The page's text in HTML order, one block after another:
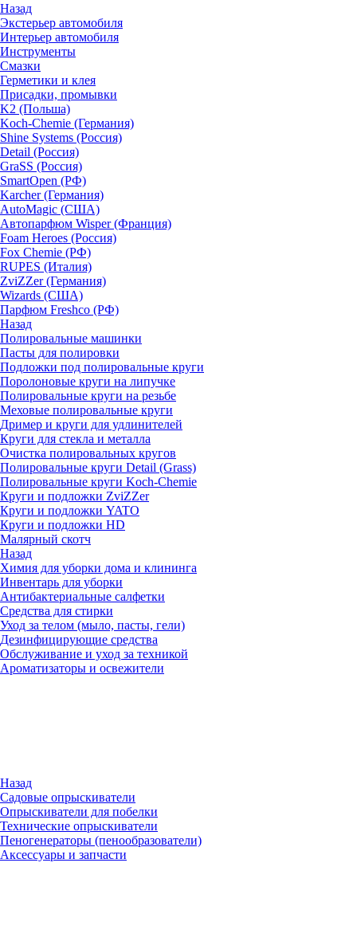
Назад
Экстерьер автомобиля
Интерьер автомобиля
Инструменты
Смазки
Герметики и клея
Присадки, промывки
K2 (Польша)
Koch-Chemie (Германия)
Shine Systems (Россия)
Detail (Россия)
GraSS (Россия)
SmartOpen (РФ)
Karcher (Германия)
AutoMagic (США)
Автопарфюм Wisper (Франция)
Foam Heroes (Россия)
Fox Chemie (РФ)
RUPES (Италия)
ZviZZer (Германия)
Wizards (США)
Парфюм Freshco (РФ)
Назад
Полировальные машинки
Пасты для полировки
Подложки под полировальные круги
Поролоновые круги на липучке
Полировальные круги на резьбе
Меховые полировальные круги
Дример и круги для удлинителей
Круги для стекла и металла
Очистка полировальных кругов
Полировальные круги Detail (Grass)
Полировальные круги Koch-Chemie
Круги и подложки ZviZZer
Круги и подложки YATO
Круги и подложки HD
Малярный скотч
Назад
Химия для уборки дома и клининга
Инвентарь для уборки
Антибактериальные салфетки
Средства для стирки
Уход за телом (мыло, пасты, гели)
Дезинфицирующие средства
Обслуживание и уход за техникой
Ароматизаторы и освежители
Назад
Садовые опрыскиватели
Опрыскиватели для побелки
Технические опрыскиватели
Пеногенераторы (пенообразователи)
Аксессуары и запчасти